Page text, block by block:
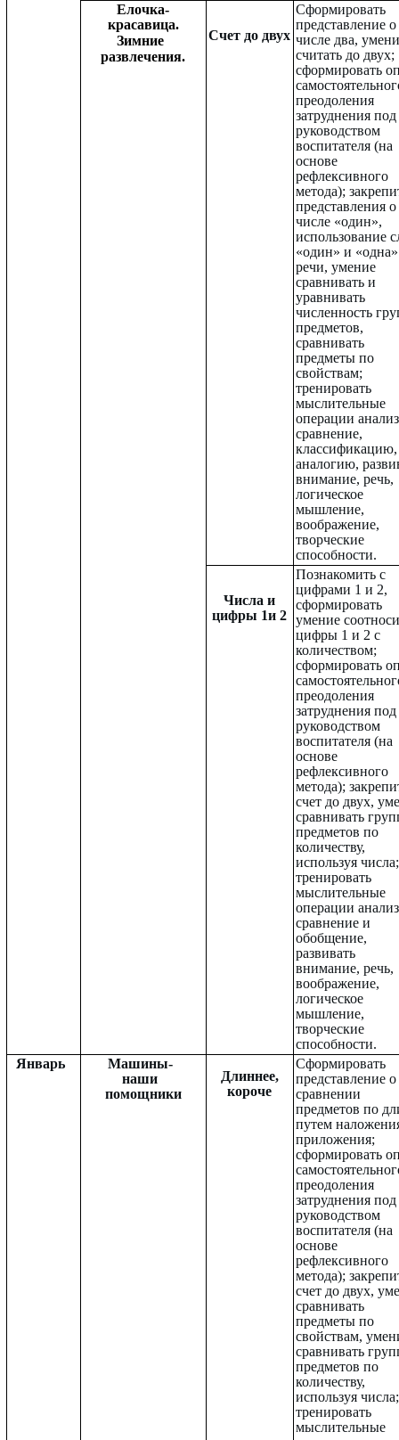
Елочка-
красавица.
Зимние
развлечения.
Счет до двух
Сформировать
представление о
числе два,
считать до двух;
сформировать
преодоления
затруднения под
руководством
воспитателя (на
основе
рефлексивного
метода);
представления о
числе «один»,
использование
«один» и
речи, умение
сравнивать и
уравнивать
численность
предметов,
сравнивать
предметы по
свойствам;
тренировать
мыслительные
операции
сравнение,
классификацию,
аналогию,
внимание, речь,
логическое
мышление,
воображение,
творческие
способности.
Числа и
цифры 1и 2
Познакомить с
цифрами 1 и 2,
сформировать
умение
цифры 1 и 2 с
количеством;
сформировать
преодоления
затруднения под
руководством
воспитателя (на
основе
рефлексивного
метода);
счет до двух,
сравнивать
предметов по
количеству,
используя числа;
тренировать
мыслительные
операции
сравнение и
обобщение,
развивать
внимание, речь,
воображение,
логическое
мышление,
творческие
способности.
Январь
Машины-
наши
помощники
Длиннее,
короче
Сформировать
представление о
сравнении
предметов по
путем
приложения;
сформировать
преодоления
затруднения под
руководством
воспитателя (на
основе
рефлексивного
метода);
счет до двух,
сравнивать
предметы по
свойствам,
сравнивать
предметов по
количеству,
используя числа;
тренировать
мыслительные